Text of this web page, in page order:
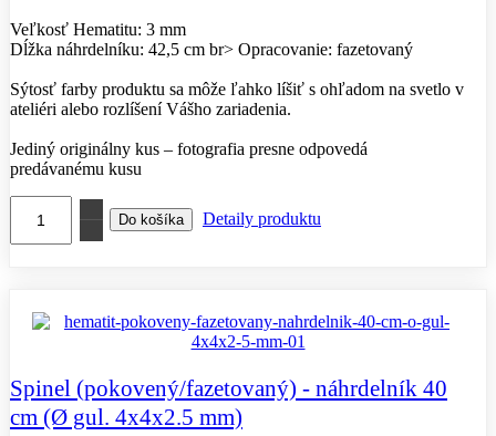
Veľkosť Hematitu: 3 mm
Dĺžka náhrdelníku: 42,5 cm br> Opracovanie: fazetovaný
Sýtosť farby produktu sa môže ľahko líšiť s ohľadom na svetlo v
ateliéri alebo rozlíšení Vášho zariadenia.
Jediný originálny kus – fotografia presne odpovedá
predávanému kusu
Detaily produktu
Spinel (pokovený/fazetovaný) - náhrdelník 40
cm (Ø gul. 4x4x2.5 mm)